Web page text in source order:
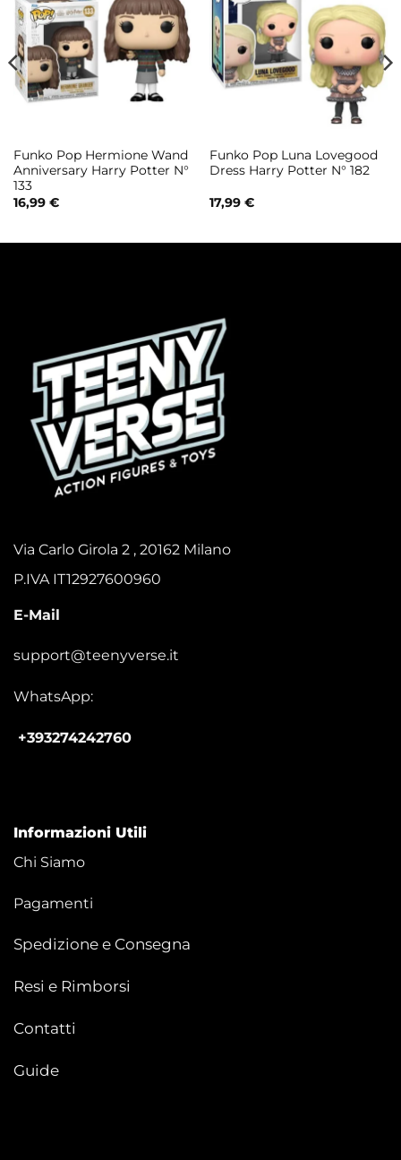
Funko Pop Hermione Wand
Anniversary Harry Potter N°
133
16,99 €
Funko Pop Luna Lovegood
Dress Harry Potter N° 182
17,99 €
Via Carlo Girola 2 , 20162 Milano
P.IVA IT12927600960
E-Mail
support@teenyverse.it
WhatsApp:
+393274242760
Informazioni Utili
Chi Siamo
Pagamenti
Spedizione e Consegna
Resi e Rimborsi
Contatti
Guide